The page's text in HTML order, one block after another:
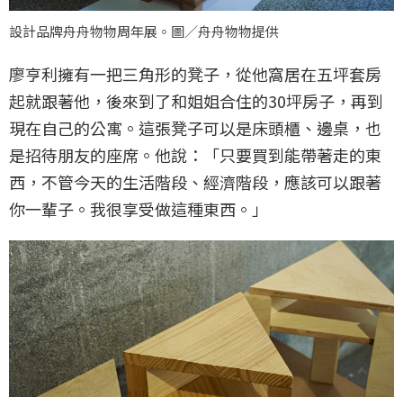
設計品牌舟舟物物周年展。圖／舟舟物物提供
廖亨利擁有一把三角形的凳子，從他窩居在五坪套房
起就跟著他，後來到了和姐姐合住的30坪房子，再到
現在自己的公寓。這張凳子可以是床頭櫃、邊桌，也
是招待朋友的座席。他說：「只要買到能帶著走的東
西，不管今天的生活階段、經濟階段，應該可以跟著
你一輩子。我很享受做這種東西。」